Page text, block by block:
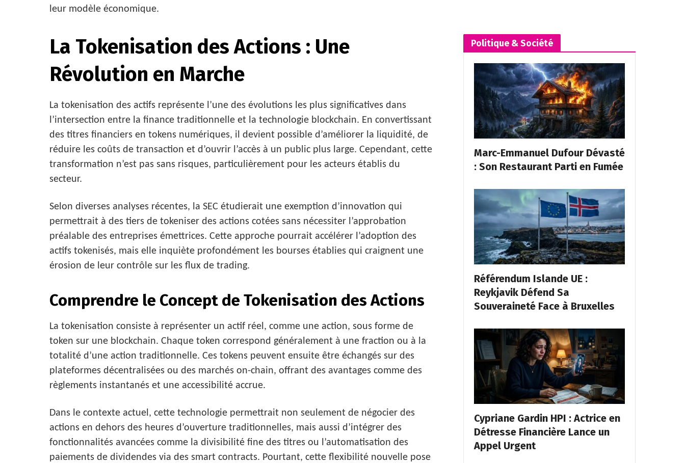
leur modèle économique.
La Tokenisation des Actions : Une
Révolution en Marche
La tokenisation des actifs représente l’une des évolutions les plus significatives dans
l’intersection entre la finance traditionnelle et la technologie blockchain. En convertissant
des titres financiers en tokens numériques, il devient possible d’améliorer la liquidité, de
réduire les coûts de transaction et d’ouvrir l’accès à un public plus large. Cependant, cette
transformation n’est pas sans risques, particulièrement pour les acteurs établis du
secteur.
Selon diverses analyses récentes, la SEC étudierait une exemption d’innovation qui
permettrait à des tiers de tokeniser des actions cotées sans nécessiter l’approbation
préalable des entreprises émettrices. Cette approche pourrait accélérer l’adoption des
actifs tokenisés, mais elle inquiète profondément les bourses établies qui craignent une
érosion de leur contrôle sur les flux de trading.
Comprendre le Concept de Tokenisation des Actions
La tokenisation consiste à représenter un actif réel, comme une action, sous forme de
token sur une blockchain. Chaque token correspond généralement à une fraction ou à la
totalité d’une action traditionnelle. Ces tokens peuvent ensuite être échangés sur des
plateformes décentralisées ou des marchés on-chain, offrant des avantages comme des
règlements instantanés et une accessibilité accrue.
Dans le contexte actuel, cette technologie permettrait non seulement de négocier des
actions en dehors des heures d’ouverture traditionnelles, mais aussi d’intégrer des
fonctionnalités avancées comme la divisibilité fine des titres ou l’automatisation des
paiements de dividendes via des smart contracts. Pourtant, cette flexibilité nouvelle pose
Politique & Société
Marc-Emmanuel Dufour Dévasté
: Son Restaurant Parti en Fumée
Référendum Islande UE :
Reykjavik Défend Sa
Souveraineté Face à Bruxelles
Cypriane Gardin HPI : Actrice en
Détresse Financière Lance un
Appel Urgent